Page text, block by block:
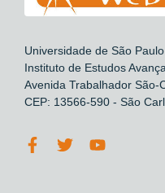
Universidade de São Paulo
Instituto de Estudos
Avenida Trabalhador São-
CEP: 13566-590 - São